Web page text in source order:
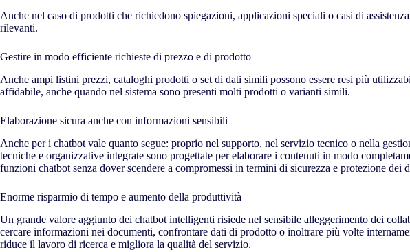
Anche nel caso di prodotti che richiedono spiegazioni, applicazioni speciali o casi di
rilevanti.
Gestire in modo efficiente richieste di prezzo e di prodotto
Anche ampi listini prezzi, cataloghi prodotti o set di dati simili possono essere resi più
affidabile, anche quando nel sistema sono presenti molti prodotti o varianti simili.
Elaborazione sicura anche con informazioni sensibili
Anche per i chatbot vale quanto segue: proprio nel supporto, nel servizio tecnico o nella
tecniche e organizzative integrate sono progettate per elaborare i contenuti in modo
funzioni chatbot senza dover scendere a compromessi in termini di sicurezza e protezione dei
Enorme risparmio di tempo e aumento della produttività
Un grande valore aggiunto dei chatbot intelligenti risiede nel sensibile alleggerimento dei
cercare informazioni nei documenti, confrontare dati di prodotto o inoltrare più volte
riduce il lavoro di ricerca e migliora la qualità del servizio.